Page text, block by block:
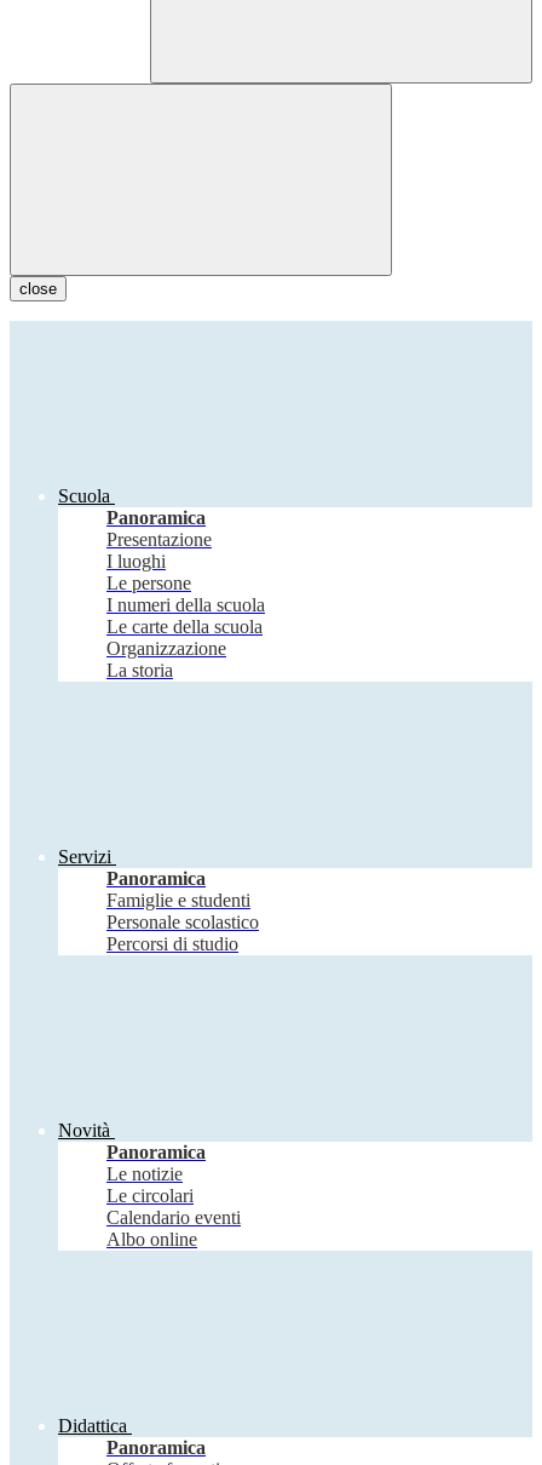
close
Scuola
Panoramica
Presentazione
I luoghi
Le persone
I numeri della scuola
Le carte della scuola
Organizzazione
La storia
Servizi
Panoramica
Famiglie e studenti
Personale scolastico
Percorsi di studio
Novità
Panoramica
Le notizie
Le circolari
Calendario eventi
Albo online
Didattica
Panoramica